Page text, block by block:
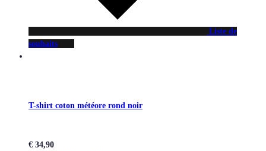
Liste de
souhaits
T-shirt coton météore rond noir
€ 34,90